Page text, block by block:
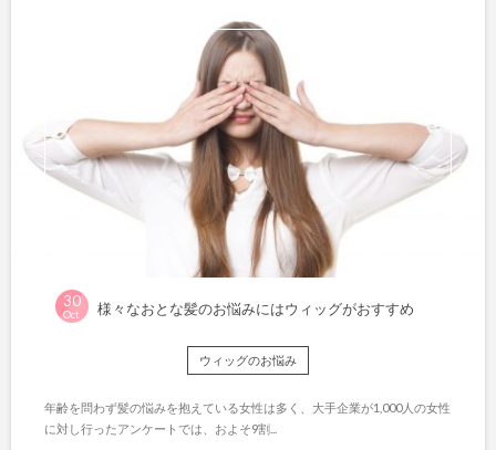
30
Oct 様々なおとな髪のお悩みにはウィッグがおすすめ
ウィッグのお悩み
年齢を問わず髪の悩みを抱えている女性は多く、大手企業が1,000人の女性
に対し行ったアンケートでは、およそ9割...